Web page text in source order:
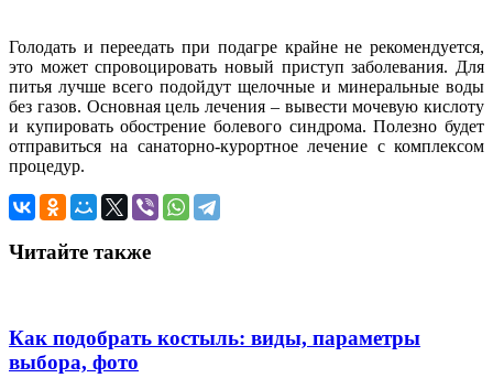
Голодать и переедать при подагре крайне не рекомендуется,
это может спровоцировать новый приступ заболевания. Для
питья лучше всего подойдут щелочные и минеральные воды
без газов. Основная цель лечения – вывести мочевую кислоту
и купировать обострение болевого синдрома. Полезно будет
отправиться на санаторно-курортное лечение с комплексом
процедур.
Читайте также
Как подобрать костыль: виды, параметры
выбора, фото